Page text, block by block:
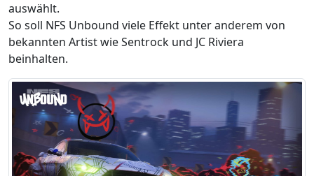
auswählt.
So soll NFS Unbound viele Effekt unter anderem von
bekannten Artist wie Sentrock und JC Riviera
beinhalten.